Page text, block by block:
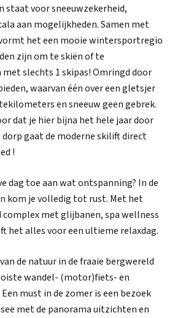
staat voor sneeuwzekerheid,
aan mogelijkheden. Samen met
het een mooie wintersportregio
zijn om te skiën of te
slechts 1 skipas! Omringd door
waarvan één over een gletsjer
en sneeuw geen gebrek.
dat je hier bijna het hele jaar door
gaat de moderne skilift direct
!
dag toe aan wat ontspanning? In de
kom je volledig tot rust. Met het
met glijbanen, spa wellness
het alles voor een ultieme relaxdag.
de natuur in de fraaie bergwereld
wandel- (motor)fiets- en
must in de zomer is een bezoek
met de panorama uitzichten en